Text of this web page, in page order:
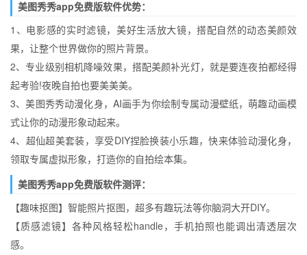
美图秀秀app免费版软件优势：
1、电影感的实时滤镜，美好生活放大镜，搭配自然的动态美颜效
果，让整个世界做你的照片背景。
2、专业级别相机降噪效果，搭配美颜补光灯，就是要连夜拍都经得
起考验!夜晚自拍也要美美美。
3、美图秀秀动漫化身，AI画手为你绘制专属动漫壁纸，萌趣动画模
式让你的动漫形象动起来。
4、超仙超美套装，享受DIY捏脸换装小乐趣，快来体验动漫化身，
领取专属虚拟形象，打造你的自拍绘本集。
美图秀秀app免费版软件测评：
【趣味抠图】智能照片抠图，超多有趣玩法等你脑洞大开DIY。
【质感滤镜】各种风格轻松handle，手机拍照也能调出清透层次
感。